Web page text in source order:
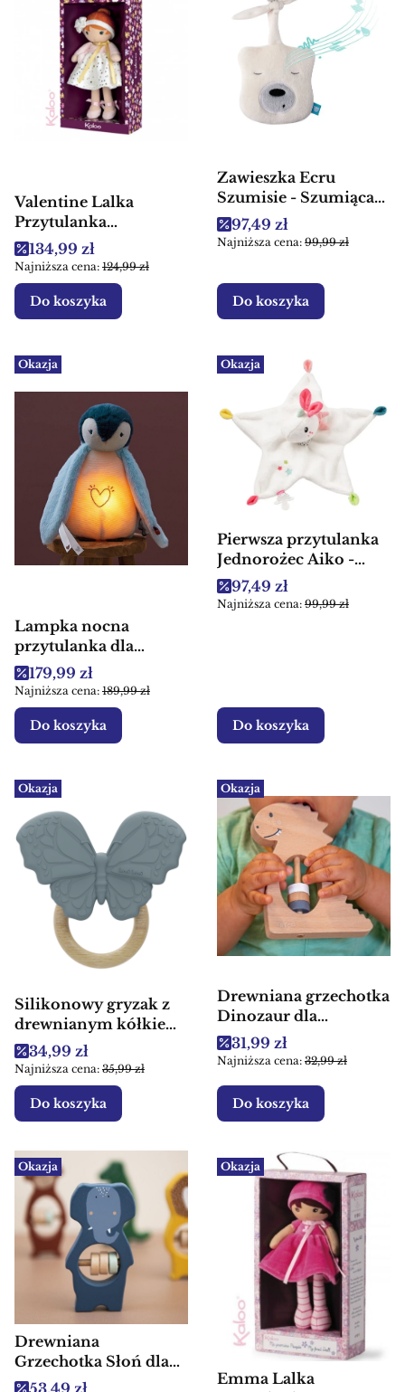
Valentine Lalka
Przytulanka
francuskiej marki
Kaloo
Cena promocyjna
134,99 zł
Najniższa cena: 124,99 zł
Do koszyka
Zawieszka Ecru
Szumisie - Szumiąca
przytulanka dla dzieci
Cena promocyjna
97,49 zł
Najniższa cena: 99,99 zł
Do koszyka
Okazja
Lampka nocna
przytulanka dla
dziecka Pingwinek
Complices Kaloo
Cena promocyjna
179,99 zł
Najniższa cena: 189,99 zł
Do koszyka
Okazja
Pierwsza przytulanka
Jednorożec Aiko -
Zabawka sensoryczna
dla dzieci
Cena promocyjna
97,49 zł
Najniższa cena: 99,99 zł
Do koszyka
Okazja
Silikonowy gryzak z
drewnianym kółkiem
Motylek – Niebieski,
Label Label
Cena promocyjna
34,99 zł
Najniższa cena: 35,99 zł
Do koszyka
Okazja
Drewniana grzechotka
Dinozaur dla
Cena promocyjna
31,99 zł
Najniższa cena: 32,99 zł
Do koszyka
Okazja
Drewniana
Grzechotka Słoń dla
niemowląt Trixie
Cena promocyjna
53,49 zł
Okazja
Emma Lalka